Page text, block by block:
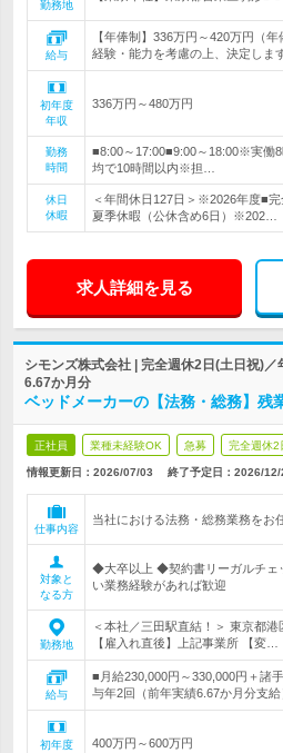
勤務地
給与
【年俸制】336万円～420万円（
経験・能力を考慮の上、決定しま
初年度
年収
336万円～480万円
勤務
時間
■8:00～17:00■9:00～18:00※実働
均で10時間以内※担…
休日
休暇
＜年間休日127日＞※2026年度■
夏季休暇（公休含め6日）※202…
求人詳細を見る
シモンズ株式会社 | 完全週休2日(土日祝)
6.67か月分
ベッドメーカーの【法務・総務】
正社員 業種未経験OK 急募 完全週休2
情報更新日：2026/07/03 終了予定日： 2026/12/
仕事内容
当社における法務・総務業務をお
対象と
なる方
◆大卒以上 ◆契約書リーガルチェ
い業務経験があれば歓迎
勤務地
＜本社／三田駅直結！＞ 東京都
【雇入れ直後】上記事業所 【変…
給与
■月給230,000円～330,000円＋諸
与年2回（前年実績6.67か月分支
初年度
400万円～600万円